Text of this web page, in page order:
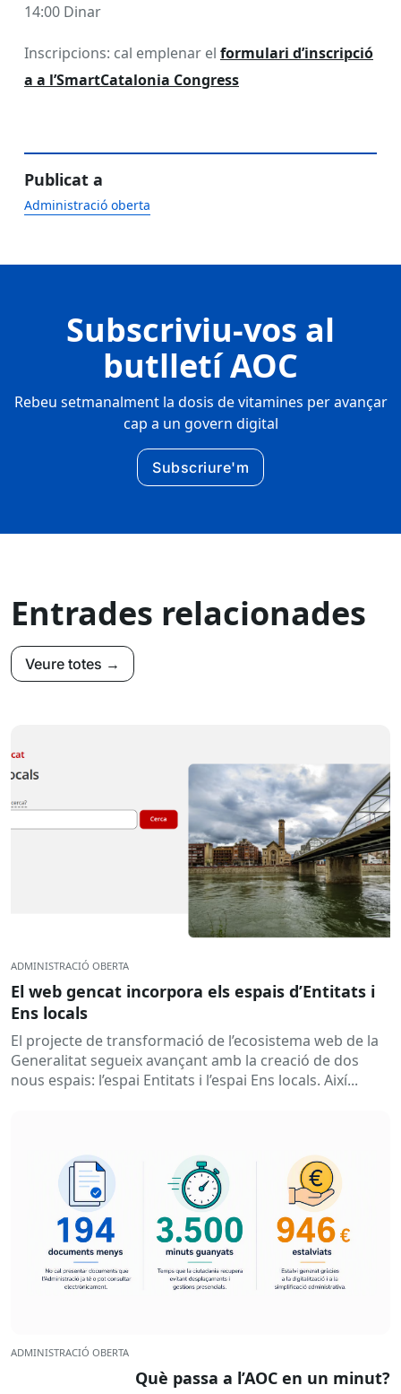
14:00 Dinar
Inscripcions: cal emplenar el formulari d’inscripció
a a l’SmartCatalonia Congress
Publicat a
Administració oberta
Subscriviu-vos al
butlletí AOC
Rebeu setmanalment la dosis de vitamines per avançar
cap a un govern digital
Subscriure'm
Entrades relacionades
Veure totes →
ADMINISTRACIÓ OBERTA
El web gencat incorpora els espais d’Entitats i
Ens locals
El projecte de transformació de l’ecosistema web de la
Generalitat segueix avançant amb la creació de dos
nous espais: l’espai Entitats i l’espai Ens locals. Així...
ADMINISTRACIÓ OBERTA
Què passa a l’AOC en un minut?